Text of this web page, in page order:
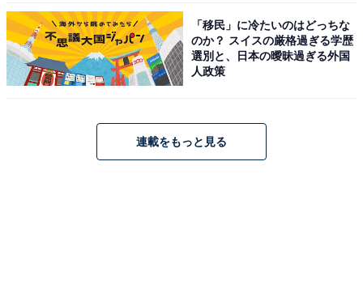
REGZA レグザ テレビ 43E670R (43インチ / 4K テレビ/倍
速液晶/Dolby Atomos ウーファー搭載/ダブルチューナー/
「移民」に冷たいのはどっちな
のか？ スイスの厳格過ぎる学歴
選別と、日本の曖昧過ぎる外国
人政策
連載をもっと見る